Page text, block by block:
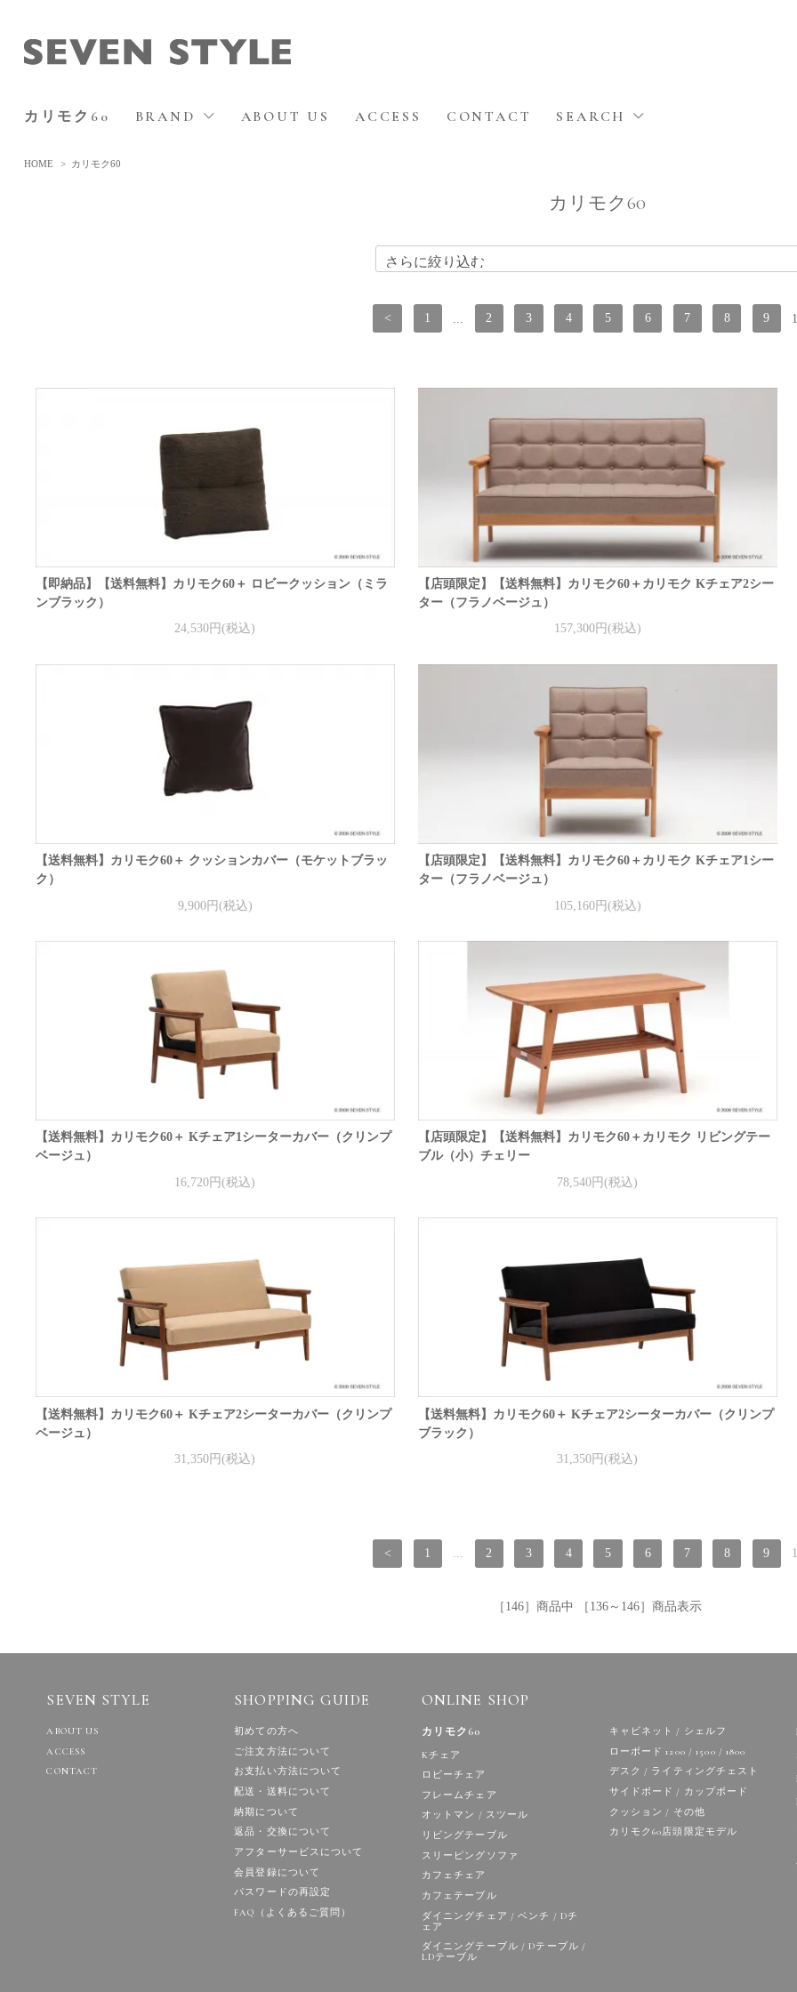
カリモク60 BRAND ABOUT US ACCESS CONTACT SEARCH
HOME > カリモク60
カリモク60
< 1 2 3 4 5 6 7 8 9
【即納品】【送料無料】カリモク60＋ ロビークッション（ミラ
ンブラック）
24,530円(税込)
【店頭限定】【送料無料】カリモク60＋カリモク Kチェア2シー
ター（フラノベージュ）
157,300円(税込)
【送料無料】カリモク60＋ クッションカバー（モケットブラッ
ク）
9,900円(税込)
【店頭限定】【送料無料】カリモク60＋カリモク Kチェア1シー
ター（フラノベージュ）
105,160円(税込)
【送料無料】カリモク60＋ Kチェア1シーターカバー（クリンプ
ベージュ）
16,720円(税込)
【店頭限定】【送料無料】カリモク60＋カリモク リビングテー
ブル（小）チェリー
78,540円(税込)
【送料無料】カリモク60＋ Kチェア2シーターカバー（クリンプ
ベージュ）
31,350円(税込)
【送料無料】カリモク60＋ Kチェア2シーターカバー（クリンプ
ブラック）
31,350円(税込)
< 1 ... 2 3 4 5 6 7 8 9
［146］商品中 ［136～146］商品表示
SEVEN STYLE
ABOUT US
ACCESS
CONTACT
SHOPPING GUIDE
初めての方へ
ご注文方法について
お支払い方法について
配送・送料について
納期について
返品・交換について
アフターサービスについて
会員登録について
パスワードの再設定
FAQ（よくあるご質問）
ONLINE SHOP
カリモク60
Kチェア
ロビーチェア
フレームチェア
オットマン / スツール
リビングテーブル
スリーピングソファ
カフェチェア
カフェテーブル
ダイニングチェア / ベンチ / Dチ
ェア
ダイニングテーブル / Dテーブル /
LDテーブル
キャビネット / シェルフ
ローボード 1200 / 1500 / 1800
デスク / ライティングチェスト
サイドボード / カップボード
クッション / その他
カリモク60店頭限定モデル